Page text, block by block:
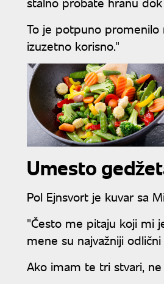
To je potpuno promenilo
izuzetno korisno."
Umesto
Pol Ejnsvort je kuvar sa
"Često me pitaju koji mi
mene su najvažniji
Ako imam te tri stvari,